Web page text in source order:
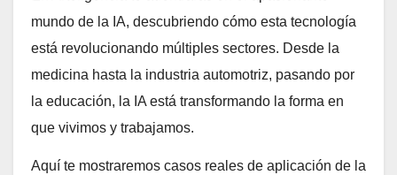
mundo de la IA, descubriendo cómo esta tecnología
está revolucionando múltiples sectores. Desde la
medicina hasta la industria automotriz, pasando por
la educación, la IA está transformando la forma en
que vivimos y trabajamos.
Aquí te mostraremos casos reales de aplicación de la